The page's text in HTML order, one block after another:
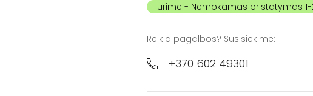
Turime
Reikia pagalbos? Susisiekime:
+370 602 49301